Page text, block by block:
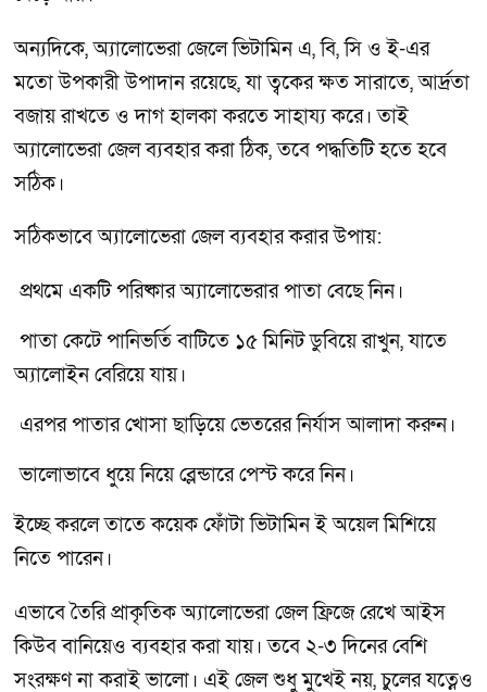
অন্যদিকে, অ্যালোভেরা জেলে ভিটামিন এ, বি, সি ও ই-এর
মতো উপকারী উপাদান রয়েছে, যা ত্বকের ক্ষত সারাতে, আর্দ্রতা
বজায় রাখতে ও দাগ হালকা করতে সাহায্য করে। তাই
অ্যালোভেরা জেল ব্যবহার করা ঠিক, তবে পদ্ধতিটি হতে হবে
সঠিক।
সঠিকভাবে অ্যালোভেরা জেল ব্যবহার করার উপায়:
প্রথমে একটি পরিষ্কার অ্যালোভেরার পাতা বেছে নিন।
পাতা কেটে পানিভর্তি বাটিতে ১৫ মিনিট ডুবিয়ে রাখুন, যাতে
অ্যালোইন বেরিয়ে যায়।
এরপর পাতার খোসা ছাড়িয়ে ভেতরের নির্যাস আলাদা করুন।
ভালোভাবে ধুয়ে নিয়ে ব্লেন্ডারে পেস্ট করে নিন।
ইচ্ছে করলে তাতে কয়েক ফোঁটা ভিটামিন ই অয়েল মিশিয়ে
নিতে পারেন।
এভাবে তৈরি প্রাকৃতিক অ্যালোভেরা জেল ফ্রিজে রেখে আইস
কিউব বানিয়েও ব্যবহার করা যায়। তবে ২-৩ দিনের বেশি
সংরক্ষণ না করাই ভালো। এই জেল শুধু মুখেই নয়, চুলের যত্নেও